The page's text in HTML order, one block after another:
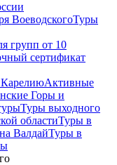
ВоеводскогоТуры
групп от 10
сертификат
Активные
Горы и
Туры выходного
областиТуры в
ВалдайТуры в